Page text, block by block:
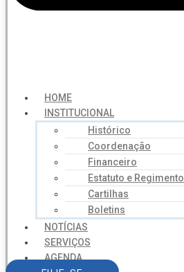
HOME
INSTITUCIONAL
Histórico
Coordenação
Financeiro
Estatuto e Regimento
Cartilhas
Boletins
NOTÍCIAS
SERVIÇOS
AGENDA